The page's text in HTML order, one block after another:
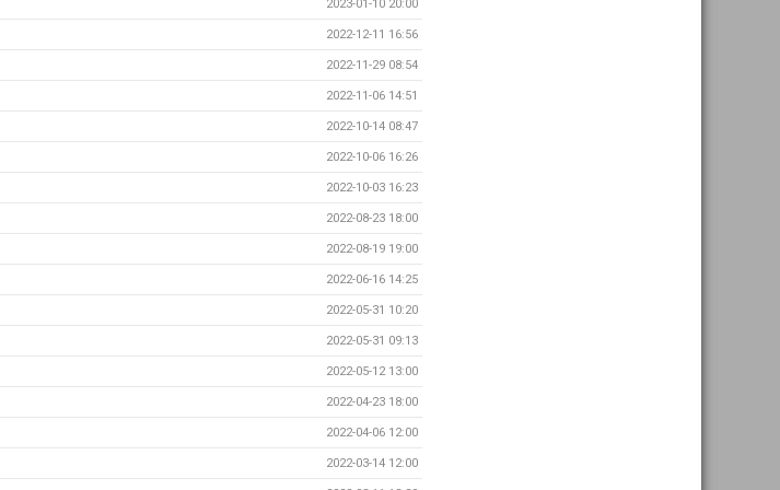
2023-01-10 20:00
2022-12-11 16:56
2022-11-29 08:54
2022-11-06 14:51
2022-10-14 08:47
2022-10-06 16:26
2022-10-03 16:23
2022-08-23 18:00
2022-08-19 19:00
2022-06-16 14:25
2022-05-31 10:20
2022-05-31 09:13
2022-05-12 13:00
2022-04-23 18:00
2022-04-06 12:00
2022-03-14 12:00